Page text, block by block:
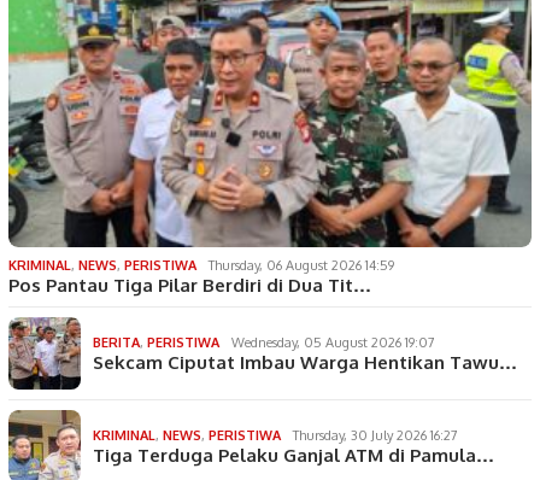
KRIMINAL, NEWS, PERISTIWA Thursday, 06 August 2026 14:59
Pos Pantau Tiga Pilar Berdiri di Dua Tit…
BERITA, PERISTIWA Wednesday, 05 August 2026 19:07
Sekcam Ciputat Imbau Warga Hentikan Tawu…
KRIMINAL, NEWS, PERISTIWA Thursday, 30 July 2026 16:27
Tiga Terduga Pelaku Ganjal ATM di Pamula…